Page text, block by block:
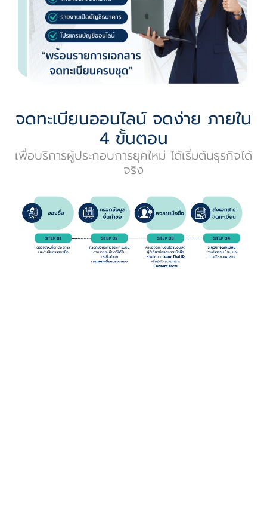
จดทะเบียนออนไลน์ จดง่าย ภายใน
4 ขั้นตอน
เพื่อบริการผู้ประกอบการยุคใหม่ ได้เริ่มต้นธุรกิจได้
จริง